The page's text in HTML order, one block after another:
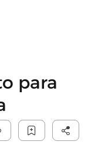
para